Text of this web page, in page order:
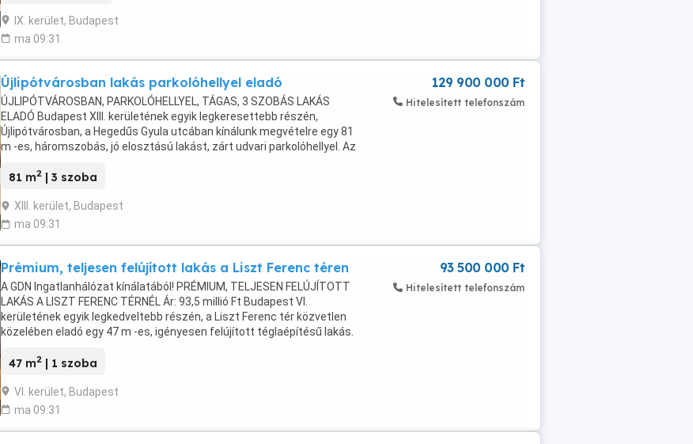
IX. kerület, Budapest
ma 09:31
Újlipótvárosban lakás parkolóhellyel eladó
ÚJLIPÓTVÁROSBAN, PARKOLÓHELLYEL, TÁGAS, 3 SZOBÁS LAKÁS
ELADÓ Budapest XIII. kerületének egyik legkeresettebb részén,
Újlipótvárosban, a Hegedűs Gyula utcában kínálunk megvételre egy 81
m -es, háromszobás, jó elosztású lakást, zárt udvari parkolóhellyel. Az
81 m2 | 3 szoba
XIII. kerület, Budapest
ma 09:31
129 900 000 Ft
Hitelesített telefonszám
Prémium, teljesen felújított lakás a Liszt Ferenc téren
A GDN Ingatlanhálózat kínálatából! PRÉMIUM, TELJESEN FELÚJÍTOTT
LAKÁS A LISZT FERENC TÉRNÉL Ár: 93,5 millió Ft Budapest VI.
kerületének egyik legkedveltebb részén, a Liszt Ferenc tér közvetlen
közelében eladó egy 47 m -es, igényesen felújított téglaépítésű lakás.
47 m2 | 1 szoba
VI. kerület, Budapest
ma 09:31
93 500 000 Ft
Hitelesített telefonszám